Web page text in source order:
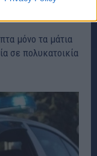
μόνο τα μάτια
σε πολυκατοικία